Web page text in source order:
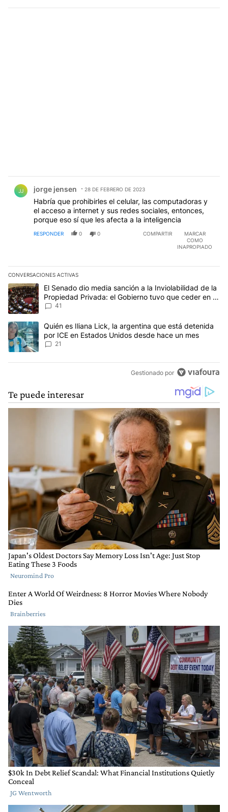
JJ jorge jensen 28 DE FEBRERO DE 2023
Habría que prohibirles el celular, las computadoras y
el acceso a internet y sus redes sociales, entonces,
porque eso sí que les afecta a la inteligencia
RESPONDER 0 0 COMPARTIR
MARCAR
COMO
INAPROPIADO
CONVERSACIONES ACTIVAS
Este listado muestra los artículos con más comentarios en los
Un artículo de tendencia con el título "El Senado dio media
El Senado dio media sanción a la Inviolabilidad de la
Propiedad Privada: el Gobierno tuvo que ceder en la
Ley del Manejo del Fuego
41
Un artículo de tendencia con el título "Quién es Iliana Lick, la
Quién es Iliana Lick, la argentina que está detenida
por ICE en Estados Unidos desde hace un mes
21
Gestionado por